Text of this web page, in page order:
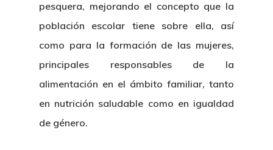
pesquera, mejorando el concepto que la
población escolar tiene sobre ella, así
como para la formación de las mujeres,
principales responsables de la
alimentación en el ámbito familiar, tanto
en nutrición saludable como en igualdad
de género.